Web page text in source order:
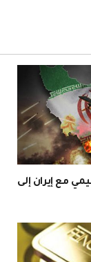
مع إيران إلى